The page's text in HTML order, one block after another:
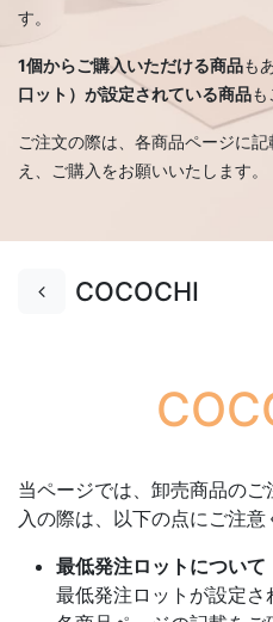
す。
1個からご購入いただける商品も
口ット）が設定されている商品も
ご注文の際は、各商品ページに
え、ご購入をお願いいたします。
COCOCHI
当ページでは、卸売商品の
入の際は、以下の点にご注意
最低発注ロットについて
最低発注ロットが設定さ